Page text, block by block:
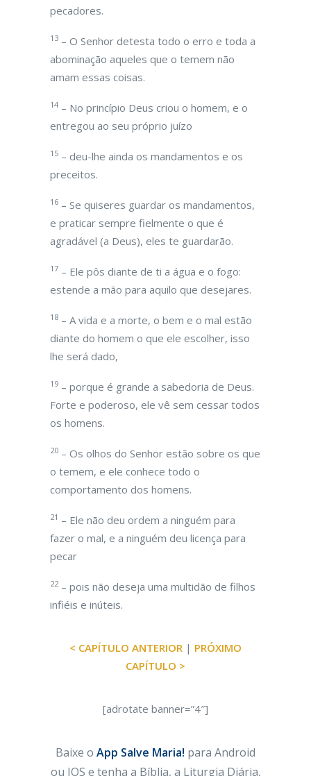
pecadores.
13 – O Senhor detesta todo o erro e toda a
abominação aqueles que o temem não
amam essas coisas.
14 – No princípio Deus criou o homem, e o
entregou ao seu próprio juízo
15 – deu-lhe ainda os mandamentos e os
preceitos.
16 – Se quiseres guardar os mandamentos,
e praticar sempre fielmente o que é
agradável (a Deus), eles te guardarão.
17 – Ele pôs diante de ti a água e o fogo:
estende a mão para aquilo que desejares.
18 – A vida e a morte, o bem e o mal estão
diante do homem o que ele escolher, isso
lhe será dado,
19 – porque é grande a sabedoria de Deus.
Forte e poderoso, ele vê sem cessar todos
os homens.
20 – Os olhos do Senhor estão sobre os que
o temem, e ele conhece todo o
comportamento dos homens.
21 – Ele não deu ordem a ninguém para
fazer o mal, e a ninguém deu licença para
pecar
22– pois não deseja uma multidão de filhos
infiéis e inúteis.
< CAPÍTULO ANTERIOR | PRÓXIMO
CAPÍTULO >
[adrotate banner=”4″]
Baixe o App Salve Maria! para Android
ou IOS e tenha a Bíblia, a Liturgia Diária,